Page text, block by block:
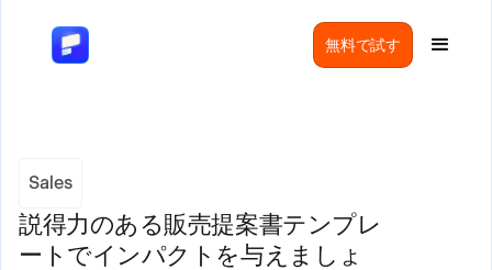
無料で試す
Sales
説得力のある販売提案書テンプレ
ートでインパクトを与えましょ